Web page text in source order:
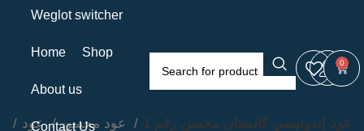
Weglot switcher
Home Shop
About us
Contact Us
0
عود عود إندونيسي كالمنتان محسن رقم 1